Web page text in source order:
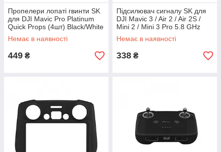
Пропелери лопаті гвинти SK
для DJI Mavic Pro Platinum
Quick Props (4шт) Black/White
(32861866063BW)
Немає в наявності
449 ₴
Підсилювач сигналу SK для
DJI Mavic 3 / Air 2 / Air 2S /
Mini 2 / Mini 3 Pro 5.8 GHz
Yagi Sunnylife Black copper
Немає в наявності
338 ₴